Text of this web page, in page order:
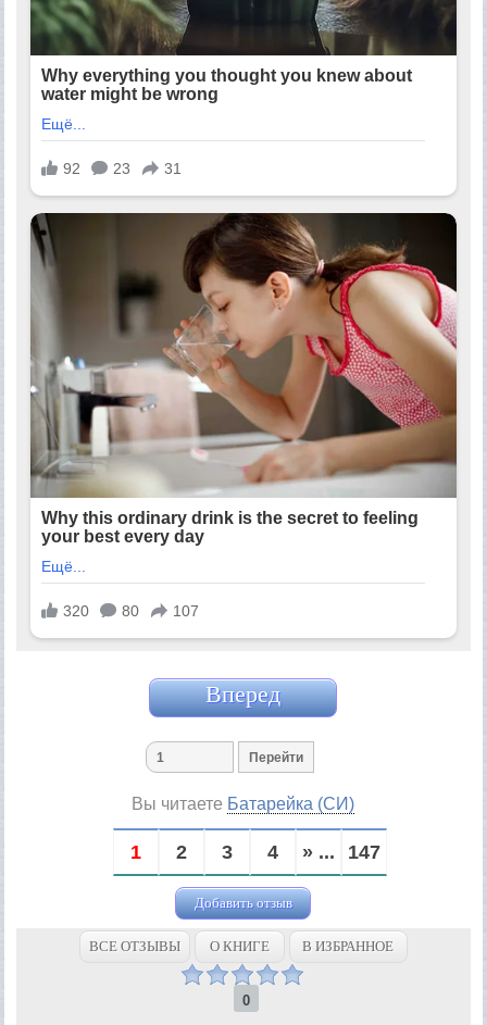
Вперед
Вы читаете Батарейка (СИ)
1 2 3 4 » ... 147
Добавить отзыв
ВСЕ ОТЗЫВЫ О КНИГЕ В ИЗБРАННОЕ
0